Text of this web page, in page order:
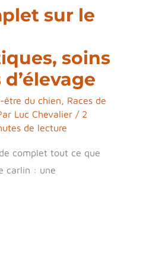
sur le
soins
être du chien, Races de
Luc Chevalier / 2
de lecture
complet tout ce que
carlin : une